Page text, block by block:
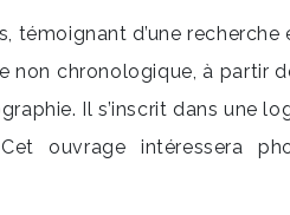
d’une
non chronologique, à partir
Il s’inscrit dans une
ouvrage intéressera